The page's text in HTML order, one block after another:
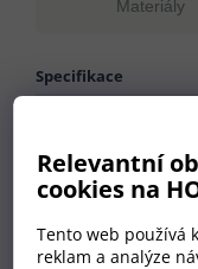
Relevantní
cookies na
Tento web používá
reklam a analýze
Materiály
Specifikace
Rozměr
Hmotnost
Země původu